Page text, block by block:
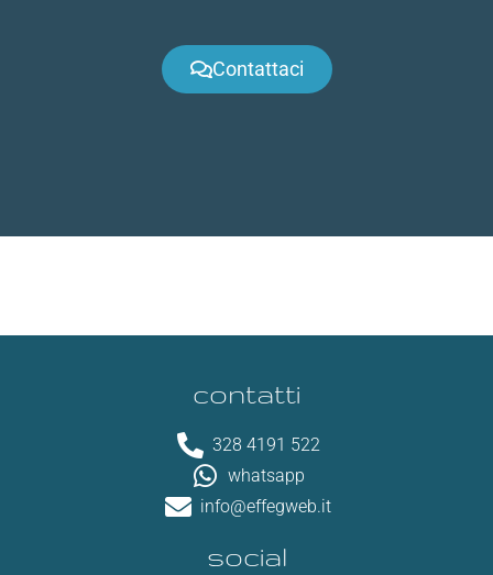
Contattaci
contatti
328 4191 522
whatsapp
info@effegweb.it
social